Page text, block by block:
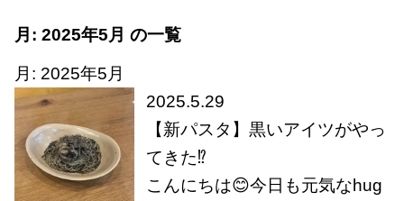
月: 2025年5月 の一覧
月: 2025年5月
2025.5.29
【新パスタ】黒いアイツがやっ
てきた⁉
こんにちは😊今日も元気なhug